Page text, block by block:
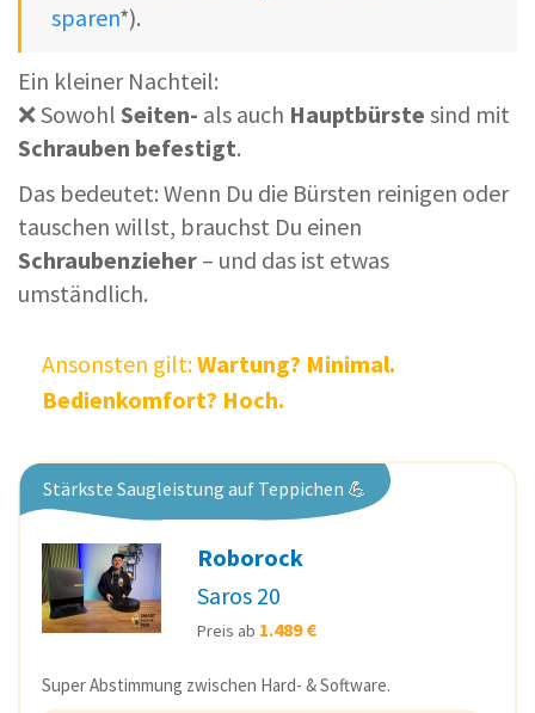
sparen*).
Ein kleiner Nachteil:
❌ Sowohl Seiten- als auch Hauptbürste sind mit
Schrauben befestigt.
Das bedeutet: Wenn Du die Bürsten reinigen oder
tauschen willst, brauchst Du einen
Schraubenzieher – und das ist etwas
umständlich.
Ansonsten gilt:Wartung? Minimal.
Bedienkomfort? Hoch.
Stärkste Saugleistung auf Teppichen 💪
Roborock
Saros 20
Preis ab 1.489 €
Super Abstimmung zwischen Hard- & Software.